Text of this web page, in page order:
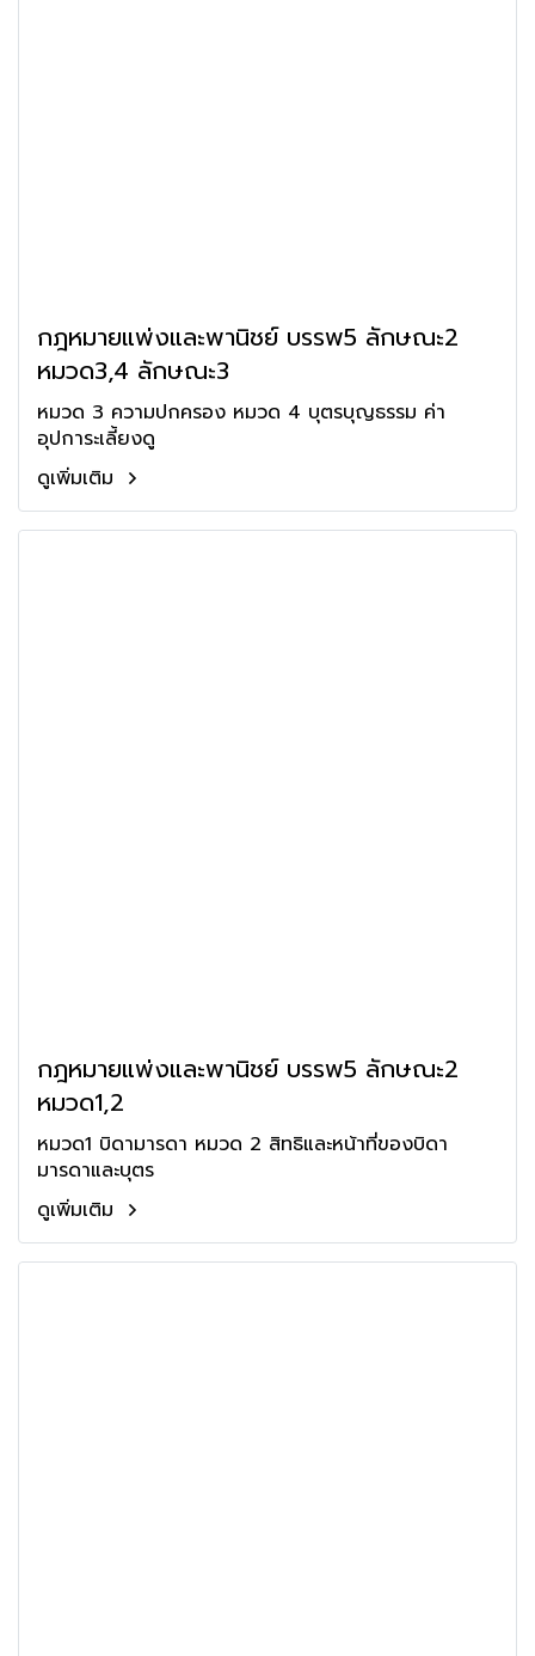
กฎหมายแพ่งและพานิชย์ บรรพ5 ลักษณะ2
หมวด3,4 ลักษณะ3
หมวด 3 ความปกครอง หมวด 4 บุตรบุญธรรม ค่า
อุปการะเลี้ยงดู
ดูเพิ่มเติม
กฎหมายแพ่งและพานิชย์ บรรพ5 ลักษณะ2
หมวด1,2
หมวด1 บิดามารดา หมวด 2 สิทธิและหน้าที่ของบิดา
มารดาและบุตร
ดูเพิ่มเติม